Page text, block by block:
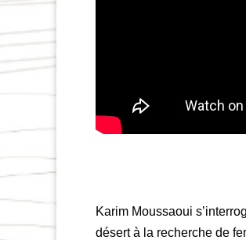
Karim Moussaoui
désert à la recherche de